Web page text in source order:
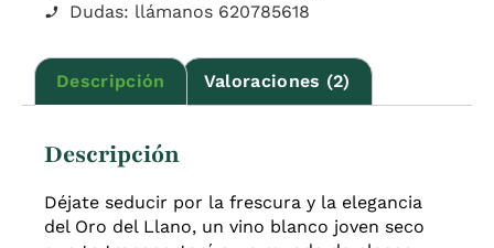
Dudas: llámanos 620785618
Descripción Valoraciones (2)
Descripción
Déjate seducir por la frescura y la elegancia
del Oro del Llano, un vino blanco joven seco